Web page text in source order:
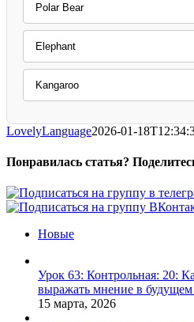
Polar Bear
Elephant
Kangaroo
LovelyLanguage2026-01-
Понравилась статья?
Facebook
X
Pinterest
Vk
Новые
Урок 63: Контрольная: 20:
выражать мнение в
15 марта, 2026